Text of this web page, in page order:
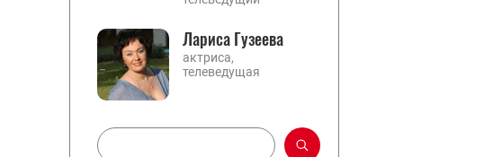
Лариса Гузеева
актриса,
телеведущая